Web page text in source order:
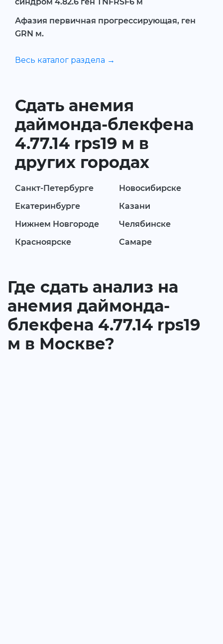
Афазия первичная прогрессирующая, ген
GRN м.
Весь каталог раздела →
Сдать анемия
даймонда-блекфена
4.77.14 rps19 м в
других городах
Санкт-Петербурге
Новосибирске
Екатеринбурге
Казани
Нижнем Новгороде
Челябинске
Красноярске
Самаре
Где сдать анализ на
анемия даймонда-
блекфена 4.77.14 rps19
м в Москве?